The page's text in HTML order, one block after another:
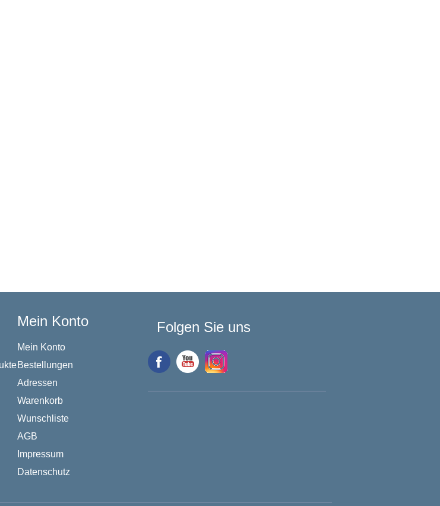
Mein Konto
Mein Konto
Bestellungen
Adressen
Warenkorb
Wunschliste
AGB
Impressum
Datenschutz
Folgen Sie uns